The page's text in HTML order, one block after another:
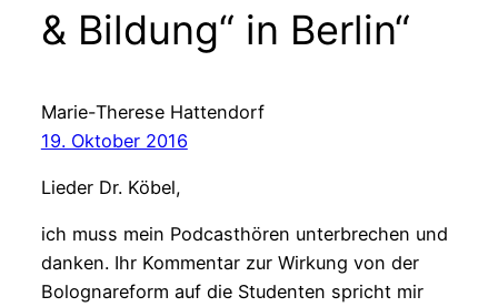
& Bildung“ in Berlin“
Marie-Therese Hattendorf
19. Oktober 2016
Lieder Dr. Köbel,
ich muss mein Podcasthören unterbrechen und
danken. Ihr Kommentar zur Wirkung von der
Bolognareform auf die Studenten spricht mir